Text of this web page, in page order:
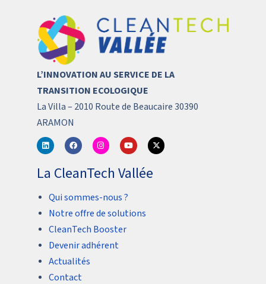
L’INNOVATION AU SERVICE DE LA
TRANSITION ECOLOGIQUE
La Villa – 2010 Route de Beaucaire 30390
ARAMON
La CleanTech Vallée
Qui sommes-nous ?
Notre offre de solutions
CleanTech Booster
Devenir adhérent
Actualités
Contact